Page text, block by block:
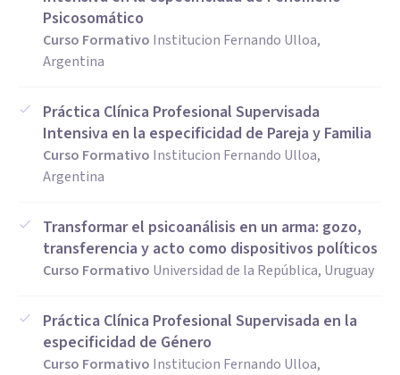
Psicosomático
Curso Formativo Institucion Fernando Ulloa,
Argentina
Práctica Clínica Profesional Supervisada
Intensiva en la especificidad de Pareja y Familia
Curso Formativo Institucion Fernando Ulloa,
Argentina
Transformar el psicoanálisis en un arma: gozo,
transferencia y acto como dispositivos políticos
Curso Formativo Universidad de la República, Uruguay
Práctica Clínica Profesional Supervisada en la
especificidad de Género
Curso Formativo Institucion Fernando Ulloa,